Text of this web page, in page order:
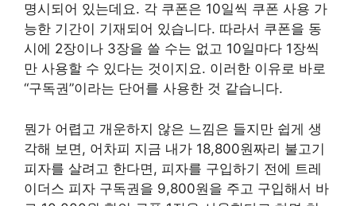
명시되어 있는데요. 각 쿠폰은 10일씩 쿠폰 사용 가
능한 기간이 기재되어 있습니다. 따라서 쿠폰을 동
시에 2장이나 3장을 쓸 수는 없고 10일마다 1장씩
만 사용할 수 있다는 것이지요. 이러한 이유로 바로
“구독권”이라는 단어를 사용한 것 같습니다.
뭔가 어렵고 개운하지 않은 느낌은 들지만 쉽게 생
각해 보면, 어차피 지금 내가 18,800원짜리 불고기
피자를 살려고 한다면, 피자를 구입하기 전에 트레
이더스 피자 구독권을 9,800원을 주고 구입해서 바